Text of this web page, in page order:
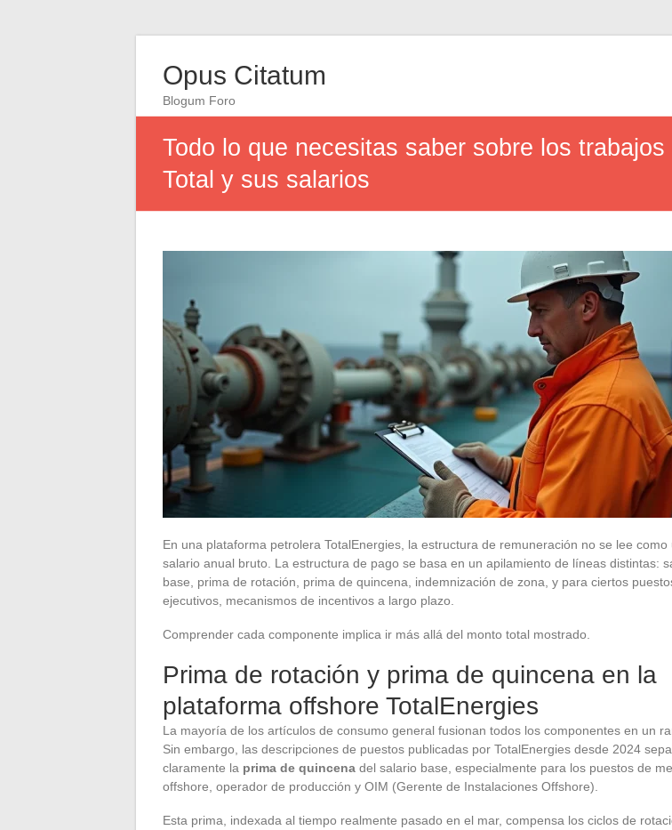
Opus Citatum
Blogum Foro
Todo lo que necesitas saber sobre los
Total y sus salarios
En una plataforma petrolera TotalEnergies, la estructura de remuneración no se lee como
salario anual bruto. La estructura de pago se basa en un apilamiento de líneas distintas:
base, prima de rotación, prima de quincena, indemnización de zona, y para ciertos
ejecutivos, mecanismos de incentivos a largo plazo.
Comprender cada componente implica ir más allá del monto total mostrado.
Prima de rotación y prima de quincena en la
plataforma offshore TotalEnergies
La mayoría de los artículos de consumo general fusionan todos los componentes en un
Sin embargo, las descripciones de puestos publicadas por TotalEnergies desde 2024
claramente la prima de quincena del salario base, especialmente para los puestos de
offshore, operador de producción y OIM (Gerente de Instalaciones Offshore).
Esta prima, indexada al tiempo realmente pasado en el mar, compensa los ciclos de